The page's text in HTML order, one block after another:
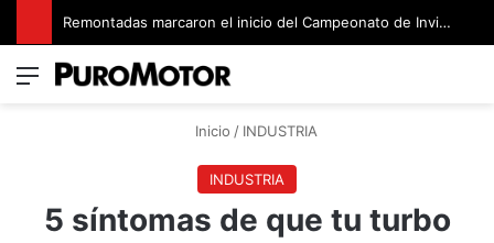
Remontadas marcaron el inicio del Campeonato de Invierno de Kartismo
Menú
Inicio / INDUSTRIA
INDUSTRIA
5 síntomas de que tu turbo